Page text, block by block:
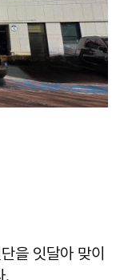
을 잇달아 맞이
.